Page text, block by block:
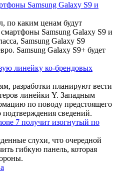
Samsung Galaxy S9 и
по каким ценам будут
Samsung Galaxy S9 и
Samsung Galaxy S9
Samsung Galaxy S9+ будет
линейку ко-брендовых
разработки планируют вести
линейки Y. Западным
по поводу предстоящего
сведений.
7 получит изогнутый по
слухи, что очередной
гибкую панель, которая